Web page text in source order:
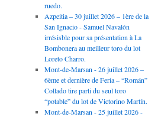
ruedo.
Azpeitia – 30 juillet 2026 – 1ère de la
San Ignacio - Samuel Navalón
irrésisble pour sa présentation à La
Bombonera au meilleur toro du lot
Loreto Charro.
Mont-de-Marsan - 26 juillet 2026 –
6ème et dernière de Feria – “Román”
Collado tire parti du seul toro
“potable” du lot de Victorino Martín.
Mont-de-Marsan - 25 juillet 2026 -